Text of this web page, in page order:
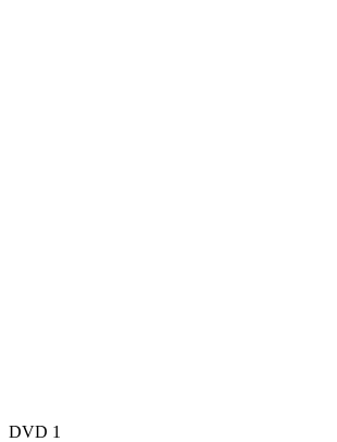
DVD 1